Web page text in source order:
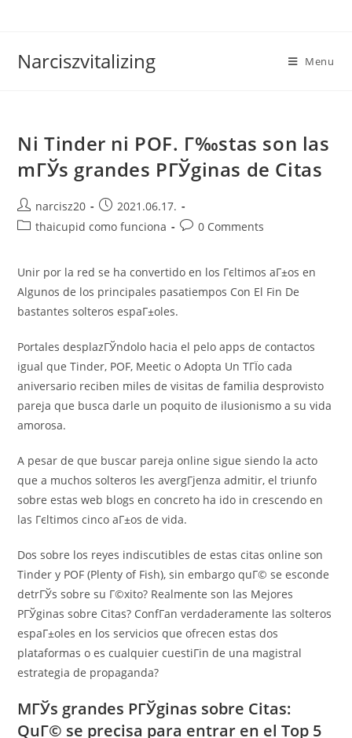
Narciszvitalizing Menu
Ni Tinder ni POF. Г‰stas son las
mГЎs grandes PГЎginas de Citas
Post
author:
narcisz20
Post
published:
2021.06.17.
Postthaicupid como funciona
Post0 Comments
Unir por la red se ha convertido en los Гєltimos aГ±os en
Algunos de los principales pasatiempos Con El Fin De
bastantes solteros espaГ±oles.
Portales desplazГЎndolo hacia el pelo apps de contactos
igual que Tinder, POF, Meetic o Adopta Un TГЇo cada
aniversario reciben miles de visitas de familia desprovisto
pareja que busca darle un poquito de ilusionismo a su vida
amorosa.
A pesar de que buscar pareja online sigue siendo la acto
que a muchos solteros les avergГјenza admitir, el triunfo
sobre estas web blogs en concreto ha ido in crescendo en
las Гєltimos cinco aГ±os de vida.
Dos sobre los reyes indiscutibles de estas citas online son
Tinder y POF (Plenty of Fish), sin embargo quГ© se esconde
detrГЎs sobre su Г©xito? Realmente son las Mejores
PГЎginas sobre Citas? ConfГ­an verdaderamente las solteros
espaГ±oles en los servicios que ofrecen estas dos
plataformas o es cualquier cuestiГіn de una magistral
estrategia de propaganda?
MГЎs grandes PГЎginas sobre Citas:
QuГ© se precisa para entrar en el Top 5